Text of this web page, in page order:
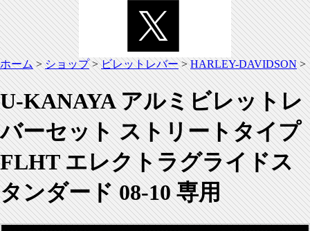
ホーム>ショップ>ビレットレバー>HARLEY-DAVIDSON>
U-KANAYA アルミビレットレ
バーセット ストリートタイプ
FLHT エレクトラグライドス
タンダード 08-10 専用